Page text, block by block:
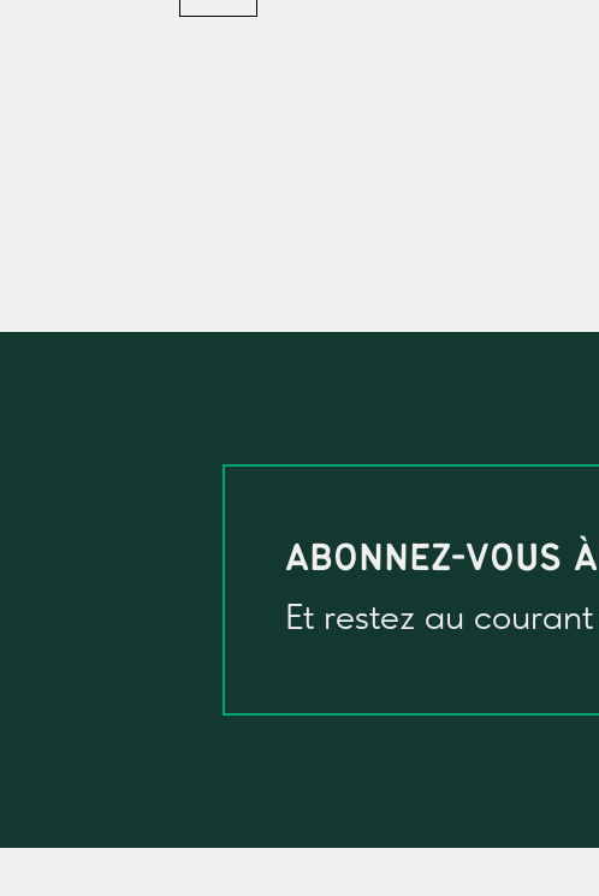
ABONNEZ-VOUS À
Et restez au courant